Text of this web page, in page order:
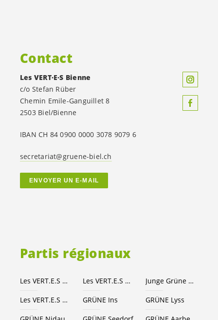
Partis régionaux
Les VERT.E.S Les VERT.E.S Junge Grüne Kanton Bern
Les VERT.E.S GRÜNE Ins GRÜNE Lyss
Contact
Les VERT·E·S Bienne
c/o Stefan Rüber
Chemin Emile-Ganguillet 8
2503 Biel/Bienne
IBAN CH 84 0900 0000 3078 9079 6
secretariat@gruene-biel.ch
ENVOYER UN E-MAIL